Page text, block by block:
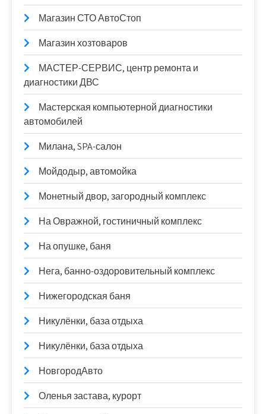
Магазин СТО АвтоСтоп
Магазин хозтоваров
МАСТЕР-СЕРВИС, центр ремонта и
диагностики ДВС
Мастерская компьютерной диагностики
автомобилей
Милана, SPA-салон
Мойдодыр, автомойка
Монетный двор, загородный комплекс
На Овражной, гостиничный комплекс
На опушке, баня
Нега, банно-оздоровительный комплекс
Нижегородская баня
Никулёнки, база отдыха
Никулёнки, база отдыха
НовгородАвто
Оленья застава, курорт